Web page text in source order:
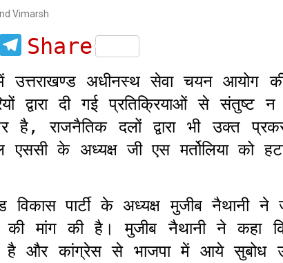
Vimarsh
E
T
l
e
g
r
m
Share
उत्तराखण्ड अधीनस्थ सेवा चयन आयोग की
द्वारा दी गई प्रतिक्रियाओं से संतुष्ट
है, राजनैतिक दलों द्वारा भी उक्त
के अध्यक्ष जी एस मर्तोलिया को
विकास पार्टी के अध्यक्ष मुजीब नैथानी ने
मांग की है। मुजीब नैथानी ने कहा कि
है और कांग्रेस से भाजपा में आये सुबोध